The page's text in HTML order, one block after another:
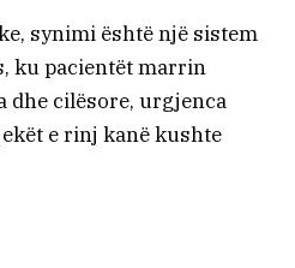
synimi është një sistem
ku pacientët marrin
dhe cilësore, urgjenca
e rinj kanë kushte